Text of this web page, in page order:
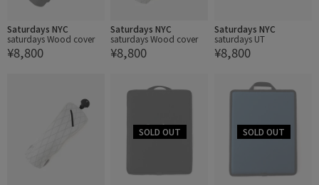
Saturdays NYC
saturdays Wood cover
¥8,800
Saturdays NYC
saturdays Wood cover
¥8,800
Saturdays NYC
saturdays UT
¥8,800